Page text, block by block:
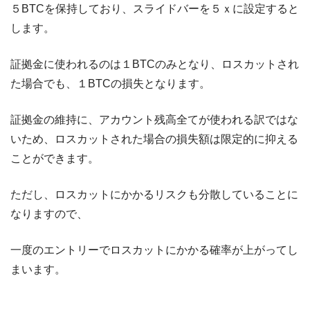
５BTCを保持しており、スライドバーを５ｘに設定すると
します。
証拠金に使われるのは１BTCのみとなり、ロスカットされ
た場合でも、１BTCの損失となります。
証拠金の維持に、アカウント残高全てが使われる訳ではな
いため、ロスカットされた場合の損失額は限定的に抑える
ことができます。
ただし、ロスカットにかかるリスクも分散していることに
なりますので、
一度のエントリーでロスカットにかかる確率が上がってし
まいます。